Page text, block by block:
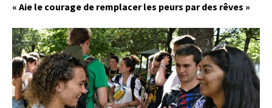
« Aie le courage de remplacer les peurs par des rêves »